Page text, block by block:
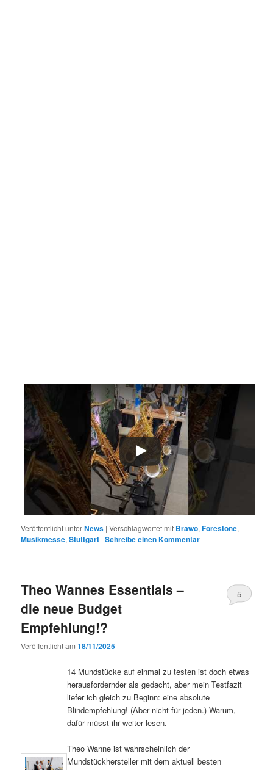
Veröffentlicht unterNews |Verschlagwortet mit Brawo,Forestone,
Musikmesse,Stuttgart |Schreibe einen Kommentar
Theo Wannes Essentials –
die neue Budget
Empfehlung!?
Veröffentlicht am18/11/2025
5
14 Mundstücke auf einmal zu testen ist doch etwas
herausfordernder als gedacht, aber mein Testfazit
liefer ich gleich zu Beginn: eine absolute
Blindempfehlung! (Aber nicht für jeden.) Warum,
dafür müsst ihr weiter lesen.
Theo Wanne ist wahrscheinlich der
Mundstückhersteller mit dem aktuell besten